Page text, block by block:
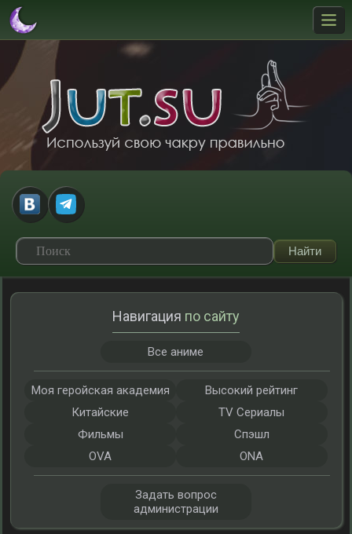
Навигация по сайту
Все аниме
Моя геройская академия
Высокий рейтинг
Китайские
TV Сериалы
Фильмы
Спэшл
OVA
ONA
Задать вопрос
администрации